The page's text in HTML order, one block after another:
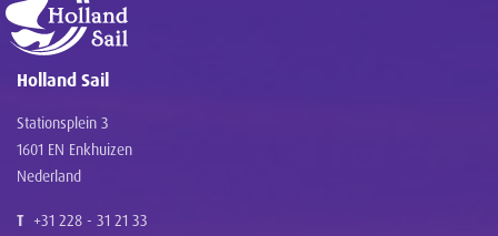
Holland Sail
Stationsplein 3
1601 EN Enkhuizen
Nederland
T +31 228 - 31 21 33